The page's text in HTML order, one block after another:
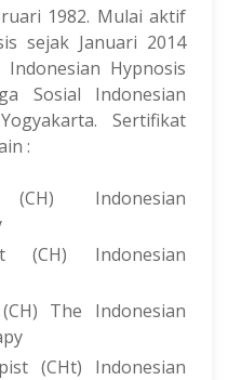
1982. Mulai aktif
sejak Januari 2014
Hypnosis
Sosial Indonesian
Sertifikat
:
(CH)
Indonesian
(CH) Indonesian
The Indonesian
(CHt) Indonesian